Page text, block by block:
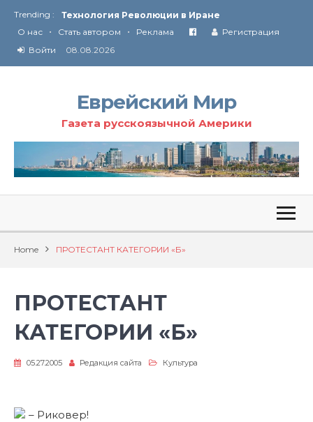
Trending :
От Ирана до Ливана и Газы
О нас • Стать автором • Реклама
Регистрация
Войти
08.08.2026
Еврейский Мир
Газета русскоязычной Америки
Home ПРОТЕСТАНТ КАТЕГОРИИ «Б»
ПРОТЕСТАНТ
КАТЕГОРИИ «Б»
05.27.2005 Редакция сайта Культура
– Риковер!